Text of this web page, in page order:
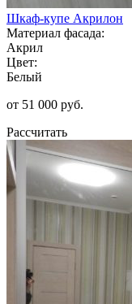
Шкаф-купе Акрилон
Материал фасада:
Акрил
Цвет:
Белый
от 51 000 руб.
Рассчитать